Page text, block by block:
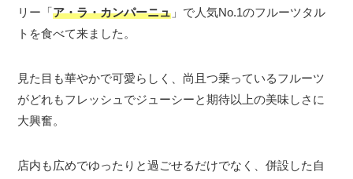
リー「ア・ラ・カンパーニュ 」で人気No.1のフルーツタル
トを食べて来ました。
見た目も華やかで可愛らしく、尚且つ乗っているフルーツ
がどれもフレッシュでジューシーと期待以上の美味しさに
大興奮。
店内も広めでゆったりと過ごせるだけでなく、併設した自